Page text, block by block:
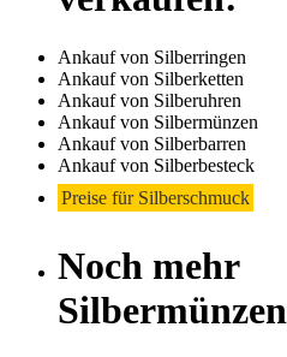
Ankauf von Silberringen
Ankauf von Silberketten
Ankauf von Silberuhren
Ankauf von Silbermünzen
Ankauf von Silberbarren
Ankauf von Silberbesteck
Preise für Silberschmuck
Noch mehr
Silbermünzen
Sidebar
(Primary)